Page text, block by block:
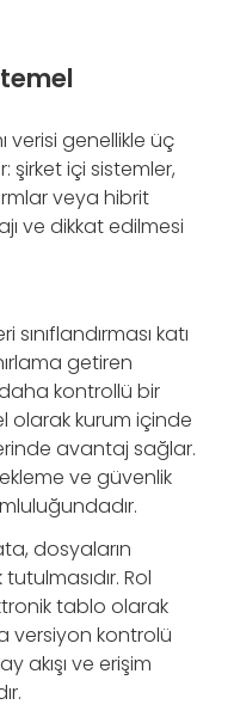
verisi genellikle üç
içi sistemler,
veya hibrit
ve dikkat edilmesi
katı
getiren
kontrollü bir
olarak kurum içinde
avantaj sağlar.
ve güvenlik
dosyaların
Rol
tablo olarak
versiyon kontrolü
akışı ve erişim